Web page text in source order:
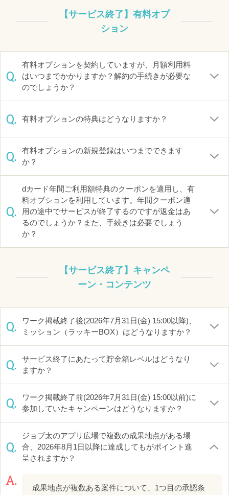
【サービス終了】有料オプ
ション
Q.
有料オプションを契約していますが、月額利用料
はいつまでかかりますか？解約の手続きが必要な
のでしょうか？
Q. 有料オプションの特典はどうなりますか？
Q.
有料オプションの新規登録はいつまでできます
か？
Q.
dカード年間ご利用額特典のクーポンを適用し、有
料オプションを利用しています。年間クーポン適
用の途中でサービスが終了するのですが返金はあ
るのでしょうか？また、手続きは必要でしょう
か？
【サービス終了】キャンペ
ーン・コンテンツ
Q.
ワーク掲載終了後(2026年7月31日(金) 15:00以降)、
ミッション（ラッキーBOX）はどうなりますか？
Q.
サービス終了にあたって貯金箱レベルはどうなり
ますか？
Q.
ワーク掲載終了前(2026年7月31日(金) 15:00以前)に
参加していたキャンペーンはどうなりますか？
Q.
ジョブ太のアプリ広場で複数の成果地点がある場
合、2026年8月1日以降に達成してもがポイント進
呈されますか？
A.
成果地点が複数ある案件について、1つ目の承認条